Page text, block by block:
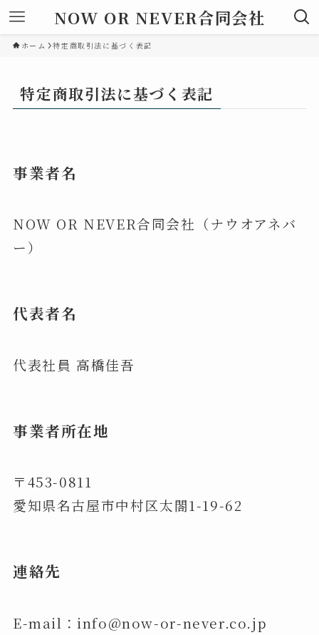
NOW OR NEVER合同会社
ホーム 特定商取引法に基づく表記
特定商取引法に基づく表記
事業者名
NOW OR NEVER合同会社（ナウオアネバ
ー）
代表者名
代表社員 高橋佳吾
事業者所在地
〒453-0811
愛知県名古屋市中村区太閤1-19-62
連絡先
E-mail：info@now-or-never.co.jp